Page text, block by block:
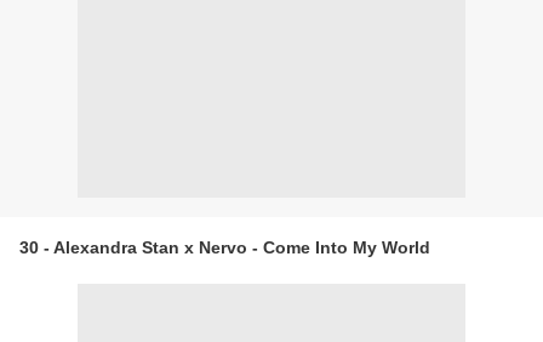
30 - Alexandra Stan x Nervo - Come Into My World